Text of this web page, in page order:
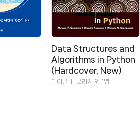
Data Structures and
Algorithms in Python
(Hardcover, New)
마이클 T. 굿리치 외 1명